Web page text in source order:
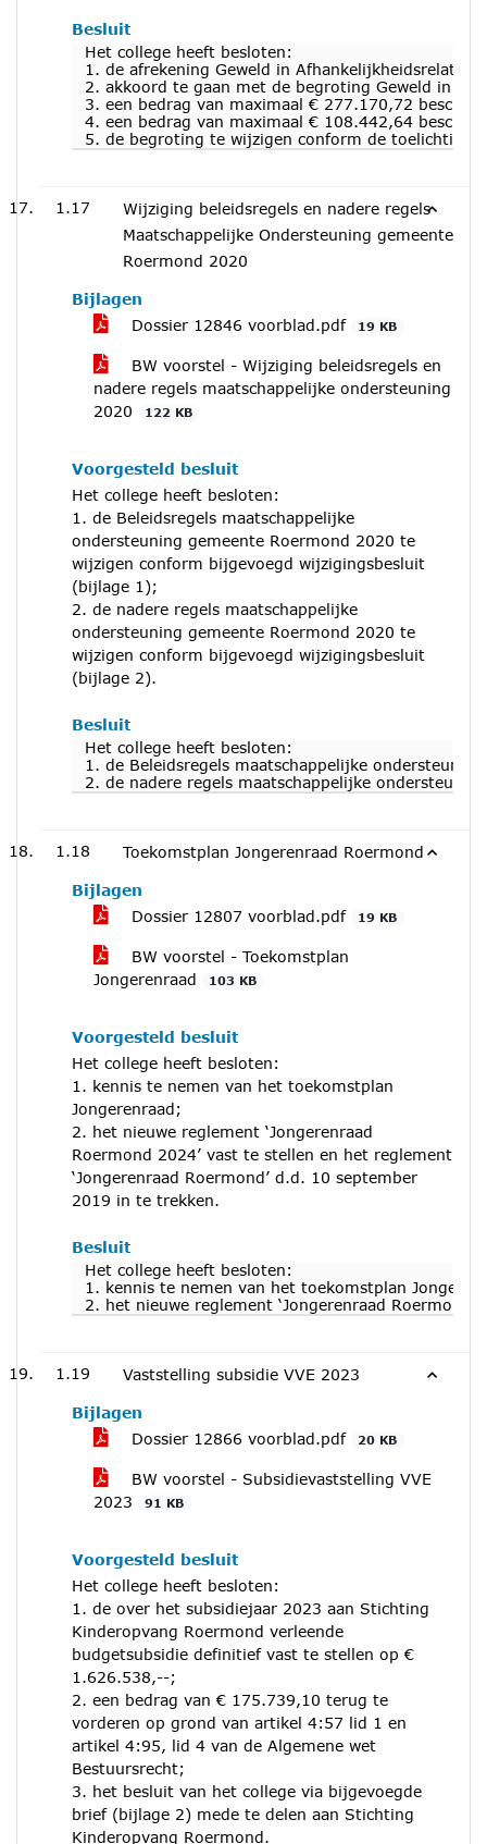
Besluit
Het college heeft besloten:
1. de afrekening Geweld in
2. akkoord te gaan met de begroting Geweld in
3. een bedrag van maximaal € 277.170,72
4. een bedrag van maximaal € 108.442,64
5. de begroting te wijzigen conform de toelichting
1.17
Wijziging beleidsregels en nadere regels
Maatschappelijke Ondersteuning gemeente
Roermond 2020
Bijlagen
Dossier 12846 voorblad.pdf
19 KB
BW voorstel - Wijziging beleidsregels en
nadere regels maatschappelijke ondersteuning
2020
122 KB
Voorgesteld besluit
Het college heeft besloten:
1. de Beleidsregels maatschappelijke
ondersteuning gemeente Roermond 2020 te
wijzigen conform bijgevoegd wijzigingsbesluit
(bijlage 1);
2. de nadere regels maatschappelijke
ondersteuning gemeente Roermond 2020 te
wijzigen conform bijgevoegd wijzigingsbesluit
(bijlage 2).
Besluit
Het college heeft besloten:
1. de Beleidsregels maatschappelijke
2. de nadere regels maatschappelijke
1.18 Toekomstplan Jongerenraad Roermond
Bijlagen
Dossier 12807 voorblad.pdf
19 KB
BW voorstel - Toekomstplan
Jongerenraad
103 KB
Voorgesteld besluit
Het college heeft besloten:
1. kennis te nemen van het toekomstplan
Jongerenraad;
2. het nieuwe reglement ‘Jongerenraad
Roermond 2024’ vast te stellen en het reglement
‘Jongerenraad Roermond’ d.d. 10 september
2019 in te trekken.
Besluit
Het college heeft besloten:
1. kennis te nemen van het toekomstplan
2. het nieuwe reglement ‘Jongerenraad
1.19 Vaststelling subsidie VVE 2023
Bijlagen
Dossier 12866 voorblad.pdf
20 KB
BW voorstel - Subsidievaststelling VVE
2023
91 KB
Voorgesteld besluit
Het college heeft besloten:
1. de over het subsidiejaar 2023 aan Stichting
Kinderopvang Roermond verleende
budgetsubsidie definitief vast te stellen op €
1.626.538,--;
2. een bedrag van € 175.739,10 terug te
vorderen op grond van artikel 4:57 lid 1 en
artikel 4:95, lid 4 van de Algemene wet
Bestuursrecht;
3. het besluit van het college via bijgevoegde
brief (bijlage 2) mede te delen aan Stichting
Kinderopvang Roermond.